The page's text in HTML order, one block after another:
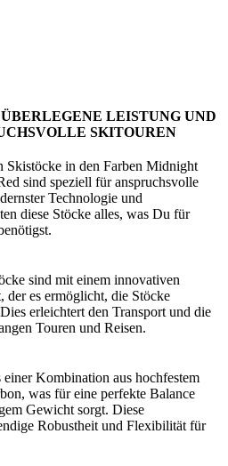
LEISTUNG UND
SKITOUREN
in den Farben Midnight
sind speziell für anspruchsvolle
Technologie und
diese Stöcke alles, was Du für
sind mit einem innovativen
der es ermöglicht, die Stöcke
erleichtert den Transport und die
Touren und Reisen.
einer Kombination aus hochfestem
was für eine perfekte Balance
Gewicht sorgt. Diese
Robustheit und Flexibilität für